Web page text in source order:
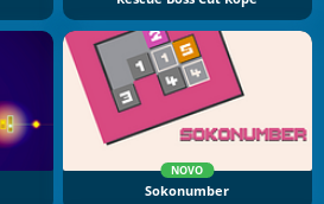
NOVO
Sokonumber